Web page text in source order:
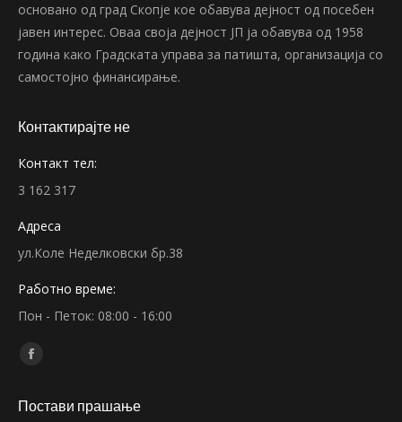
основано од град Скопје кое обавува дејност од посебен
јавен интерес. Оваа своја дејност ЈП ја обавува од 1958
година како Градската управа за патишта, организација со
самостојно финансирање.
Контактирајте не
Контакт тел:
3 162 317
Адреса
ул.Коле Неделковски бр.38
Работно време:
Пон - Петок: 08:00 - 16:00
Find us on:
Facebook
opens
Постави прашање